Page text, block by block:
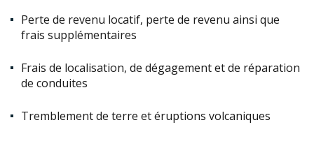
Perte de revenu locatif, perte de revenu ainsi que
frais supplémentaires
Frais de localisation, de dégagement et de réparation
de conduites
Tremblement de terre et éruptions volcaniques